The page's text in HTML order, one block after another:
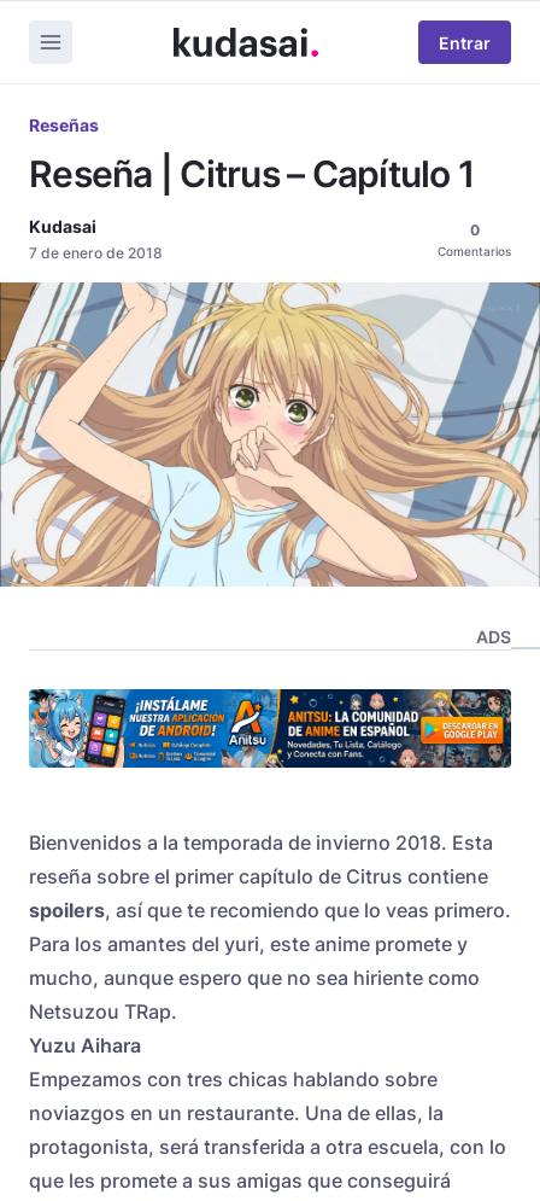
Entrar
Reseñas
Reseña | Citrus – Capítulo 1
Kudasai
7 de enero de 2018
0
Comentarios
ADS
Bienvenidos a la temporada de invierno 2018. Esta
reseña sobre el primer capítulo de Citrus contiene
spoilers, así que te recomiendo que lo veas primero.
Para los amantes del yuri, este anime promete y
mucho, aunque espero que no sea hiriente como
Netsuzou TRap.
Yuzu Aihara
Empezamos con tres chicas hablando sobre
noviazgos en un restaurante. Una de ellas, la
protagonista, será transferida a otra escuela, con lo
que les promete a sus amigas que conseguirá